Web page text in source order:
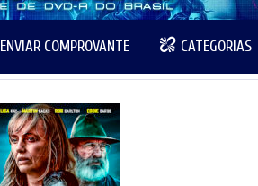
ENVIAR COMPROVANTE CATEGORIAS